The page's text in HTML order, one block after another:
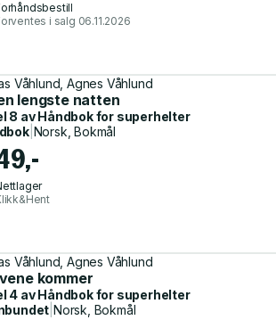
i salg 06.11.2026
Våhlund, Agnes Våhlund
lengste natten
8 avHåndbok for superhelter
| Norsk, Bokmål
Våhlund, Agnes Våhlund
kommer
4 avHåndbok for superhelter
|Norsk, Bokmål